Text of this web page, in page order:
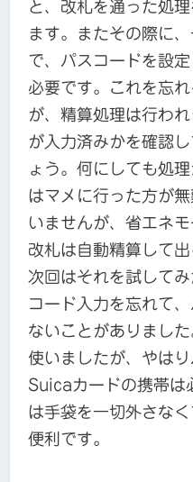
と、改札を通った処
ます。またその際に
で、パスコードを設
必要です。これを忘
が、精算処理は行わ
が入力済みかを確認
ょう。何にしても処
はマメに行った方が
いませんが、省エネ
改札は自動精算して
次回はそれを試して
コード入力を忘れて
ないことがありまし
使いましたが、やは
Suicaカードの携帯は
は手袋を一切外さな
便利です。